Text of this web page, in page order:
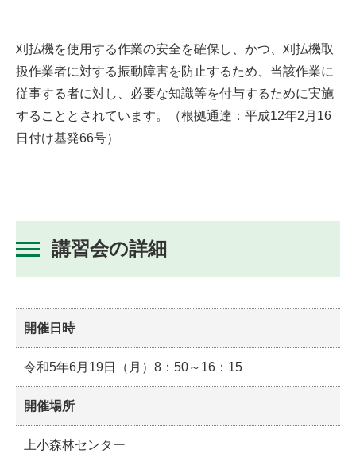
刈払機を使用する作業の安全を確保し、かつ、刈払機取
扱作業者に対する振動障害を防止するため、当該作業に
従事する者に対し、必要な知識等を付与するために実施
することとされています。（根拠通達：平成12年2月16
日付け基発66号）
講習会の詳細
開催日時
令和5年6月19日（月）8：50～16：15
開催場所
上小森林センター